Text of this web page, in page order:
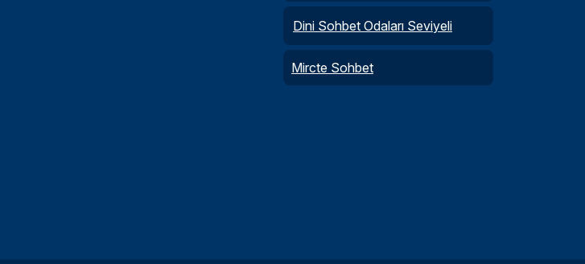
Dini Sohbet Odaları Seviyeli
Mircte Sohbet